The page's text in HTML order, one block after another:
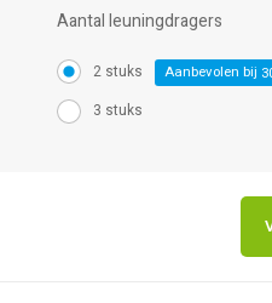
Aantal leuningdragers
2 stuks Aanbevolen bij
3 stuks